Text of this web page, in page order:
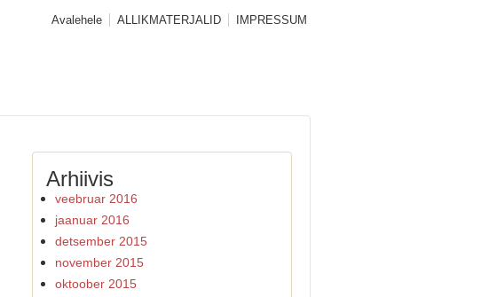
Avalehele ALLIKMATERJALID IMPRESSUM
Arhiivis
veebruar 2016
jaanuar 2016
detsember 2015
november 2015
oktoober 2015